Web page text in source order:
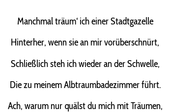
Manchmal träum‘ ich einer Stadtgazelle
Hinterher, wenn sie an mir vorüberschnürt,
Schließlich steh ich wieder an der Schwelle,
Die zu meinem Albtraumbadezimmer führt.
Ach, warum nur quälst du mich mit Träumen,